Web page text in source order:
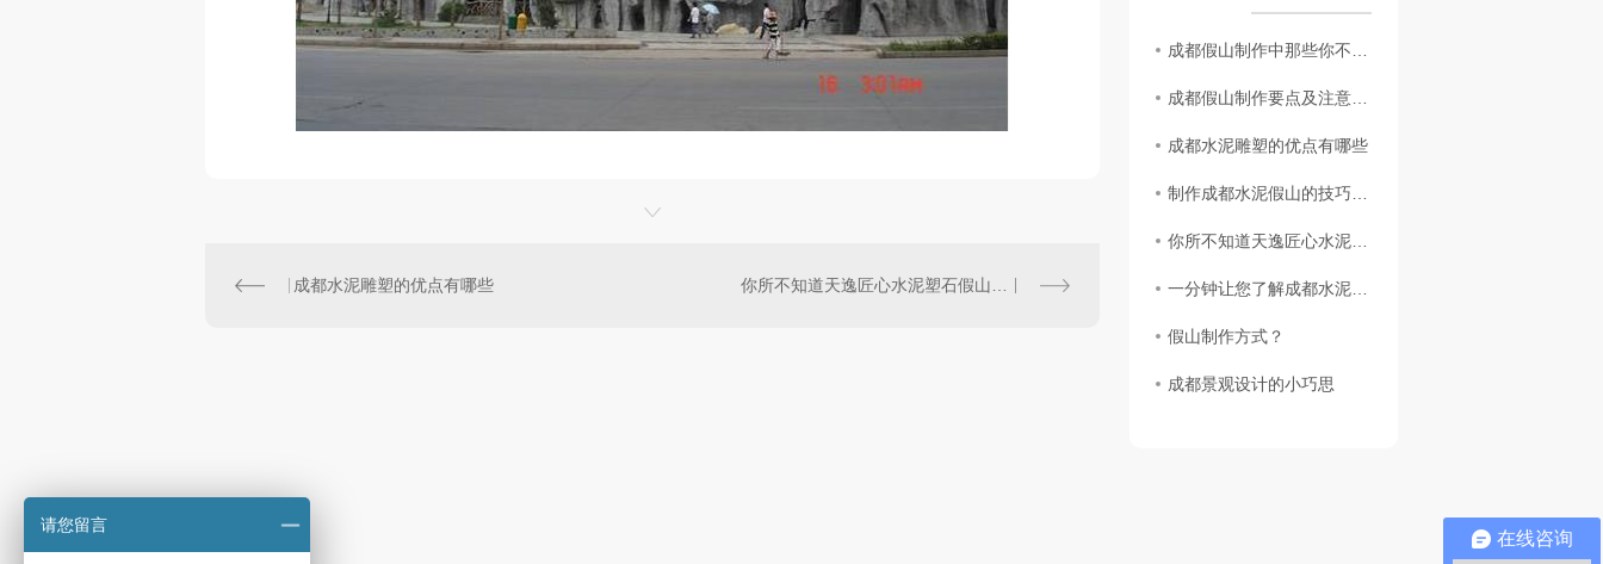
成都水泥雕塑的优点有哪些
成都水泥雕塑的优点有哪些
假山制作方式？
成都景观设计的小巧思
在线咨询
请您留言